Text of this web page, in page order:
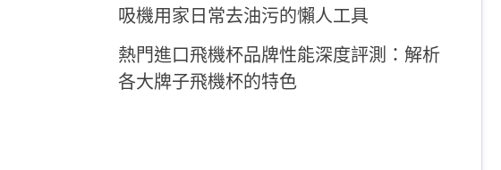
吸機用家日常去油污的懶人工具
熱門進口飛機杯品牌性能深度評測：解析
各大牌子飛機杯的特色